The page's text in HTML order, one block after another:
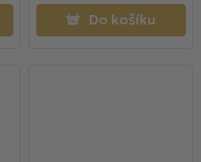
Do košíku